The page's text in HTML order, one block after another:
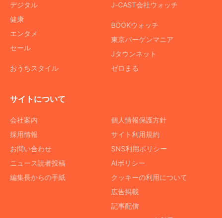
デジタル
健康
エンタメ
セール
おうちスタイル
J-CAST会社ウォッチ
BOOKウォッチ
東京バーゲンマニア
Jタウンネット
ゼロまる
サイトについて
会社案内
採用情報
お問い合わせ
ニュース読者投稿
編集長からの手紙
個人情報保護方針
サイト利用規約
SNS利用ポリシー
AIポリシー
クッキーの利用について
広告掲載
記事配信